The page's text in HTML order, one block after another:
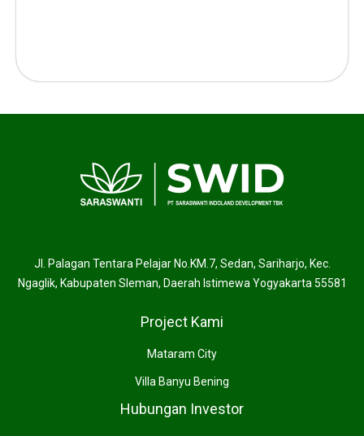
Jl. Palagan Tentara Pelajar No.KM.7, Sedan, Sariharjo, Kec.
Ngaglik, Kabupaten Sleman, Daerah Istimewa Yogyakarta 55581
Project Kami
Mataram City
Villa Banyu Bening
Hubungan Investor